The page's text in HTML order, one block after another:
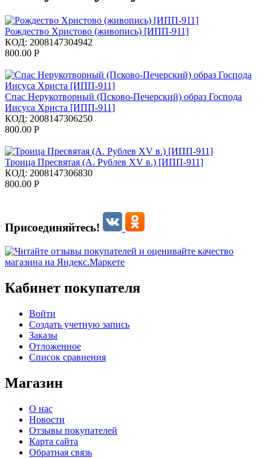
Рождество Христово (живопись) [ИПП-911]
КОД: 2008147304942
800.00 Р
Спас Нерукотворный (Псково-Печерский) образ Господа
Иисуса Христа [ИПП-911]
КОД: 2008147306250
800.00 Р
Троица Пресвятая (А. Рублев XV в.) [ИПП-911]
КОД: 2008147306830
800.00 Р
Присоединяйтесь!
Кабинет покупателя
Войти
Создать учетную запись
Заказы
Отложенное
Список сравнения
Магазин
О нас
Новости
Отзывы покупателей
Карта сайта
Обратная связь